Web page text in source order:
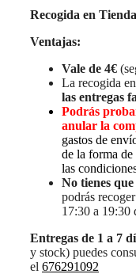
Recogida en
Ventajas:
Vale de 4€
La recogida
las entregas
Podrás
anular la
gastos de
de la forma de
las
No tienes
podrás
17:30 a 19:30
Entregas de 1 a 7
y stock) puedes
el 676291092